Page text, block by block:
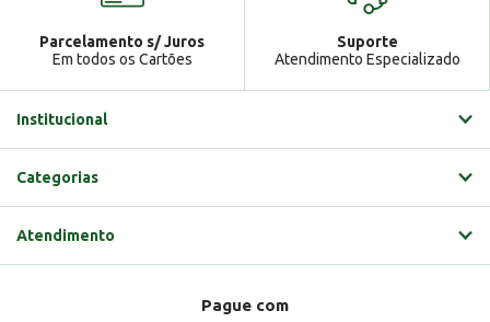
Parcelamento s/ Juros
Em todos os Cartões
Suporte
Atendimento Especializado
Institucional
Categorias
Atendimento
Pague com